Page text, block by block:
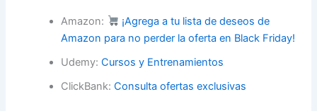
Amazon:
¡Agrega a tu lista de deseos de
Amazon para no perder la oferta en Black Friday!
Udemy:Cursos y Entrenamientos
ClickBank:Consulta ofertas exclusivas